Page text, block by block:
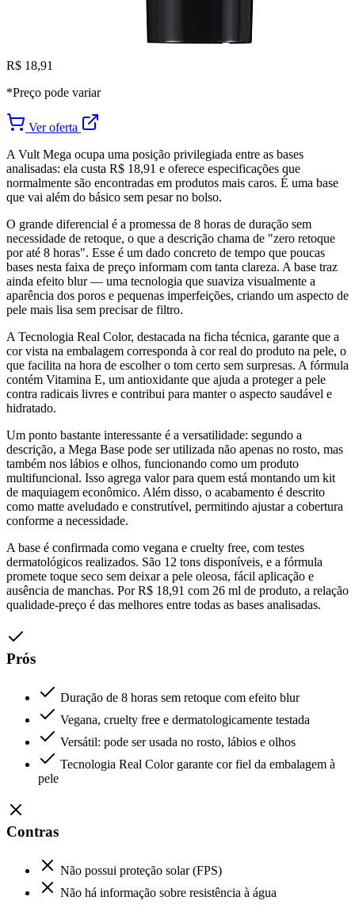
R$ 18,91
*Preço pode variar
Ver oferta
A Vult Mega ocupa uma posição privilegiada entre as bases
analisadas: ela custa R$ 18,91 e oferece especificações que
normalmente são encontradas em produtos mais caros. É uma base
que vai além do básico sem pesar no bolso.
O grande diferencial é a promessa de 8 horas de duração sem
necessidade de retoque, o que a descrição chama de "zero retoque
por até 8 horas". Esse é um dado concreto de tempo que poucas
bases nesta faixa de preço informam com tanta clareza. A base traz
ainda efeito blur — uma tecnologia que suaviza visualmente a
aparência dos poros e pequenas imperfeições, criando um aspecto de
pele mais lisa sem precisar de filtro.
A Tecnologia Real Color, destacada na ficha técnica, garante que a
cor vista na embalagem corresponda à cor real do produto na pele, o
que facilita na hora de escolher o tom certo sem surpresas. A fórmula
contém Vitamina E, um antioxidante que ajuda a proteger a pele
contra radicais livres e contribui para manter o aspecto saudável e
hidratado.
Um ponto bastante interessante é a versatilidade: segundo a
descrição, a Mega Base pode ser utilizada não apenas no rosto, mas
também nos lábios e olhos, funcionando como um produto
multifuncional. Isso agrega valor para quem está montando um kit
de maquiagem econômico. Além disso, o acabamento é descrito
como matte aveludado e construtível, permitindo ajustar a cobertura
conforme a necessidade.
A base é confirmada como vegana e cruelty free, com testes
dermatológicos realizados. São 12 tons disponíveis, e a fórmula
promete toque seco sem deixar a pele oleosa, fácil aplicação e
ausência de manchas. Por R$ 18,91 com 26 ml de produto, a relação
qualidade-preço é das melhores entre todas as bases analisadas.
Prós
Duração de 8 horas sem retoque com efeito blur
Vegana, cruelty free e dermatologicamente testada
Versátil: pode ser usada no rosto, lábios e olhos
Tecnologia Real Color garante cor fiel da embalagem à
pele
Contras
Não possui proteção solar (FPS)
Não há informação sobre resistência à água